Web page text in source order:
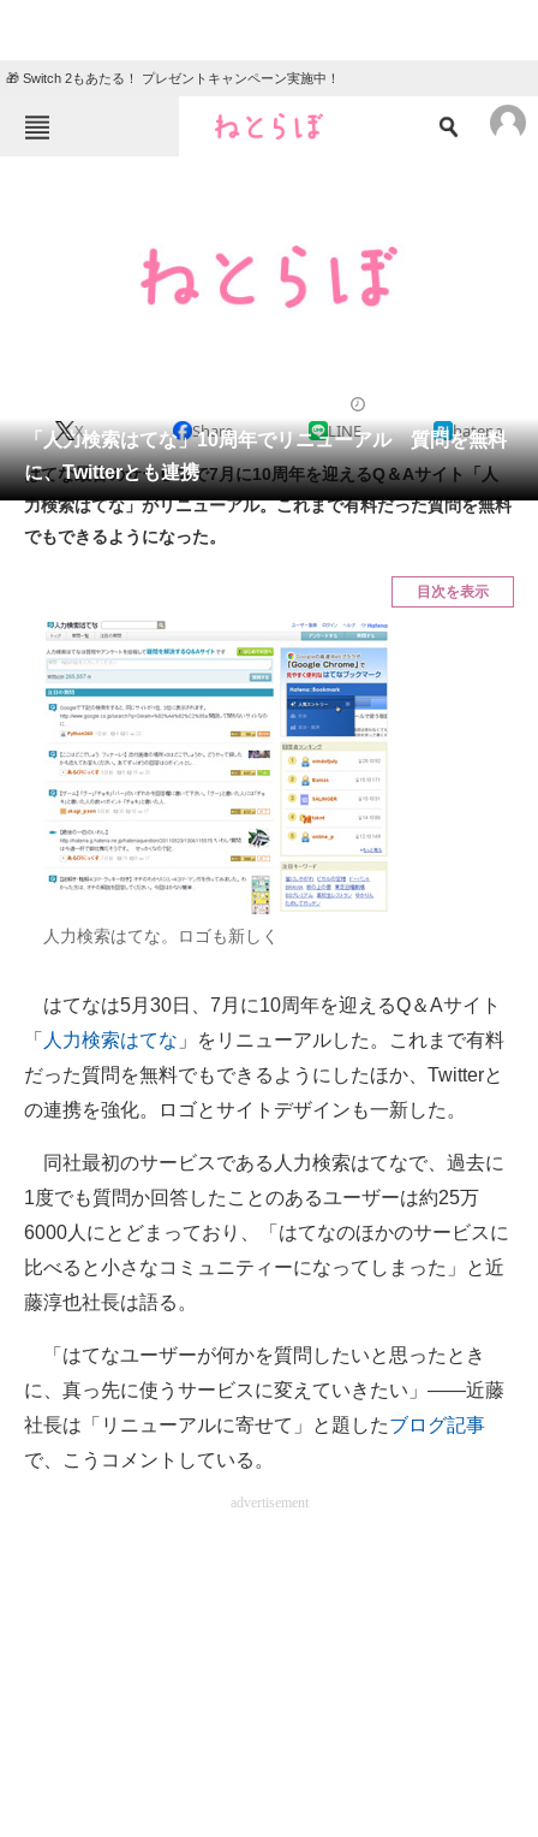
🎁 Switch 2もあたる！ プレゼントキャンペーン実施中！
クイズ
地域
会員記事
メディア
注目記事を集めた総合ページ
スマホと通信の最新トレンド
進化するPCとデバイスの未来
ビジネスと働き方のヒント
AI活用のいまが分かる
マーケ×ITの今がよく分かる
ITエンジニア向け専門サイト
企業向けIT製品の総合サイト
IT製品の技術・比較・事例
製造業のIT導入・活用を支援
モノづくり技術者専門サイト
エレクトロニクス専門サイト
電子設計の基本と応用
エネルギーの専門メディア
建設×テクノロジーの最前線
「人力検索はてな」10周年でリニューアル 質問を無料
に、Twitterとも連携
X Share LINE hatena
はてな最古のサービスで7月に10周年を迎えるQ＆Aサイト「人
力検索はてな」がリニューアル。これまで有料だった質問を無料
でもできるようになった。
目次を表示
人力検索はてな。ロゴも新しく
はてなは5月30日、7月に10周年を迎えるQ＆Aサイト
「 人力検索はてな 」をリニューアルした。これまで有料
だった質問を無料でもできるようにしたほか、Twitterと
の連携を強化。ロゴとサイトデザインも一新した。
同社最初のサービスである人力検索はてなで、過去に
1度でも質問か回答したことのあるユーザーは約25万
6000人にとどまっており、「はてなのほかのサービスに
比べると小さなコミュニティーになってしまった」と近
藤淳也社長は語る。
「はてなユーザーが何かを質問したいと思ったとき
に、真っ先に使うサービスに変えていきたい」――近藤
社長は「リニューアルに寄せて」と題したブログ記事
で、こうコメントしている。
advertisement